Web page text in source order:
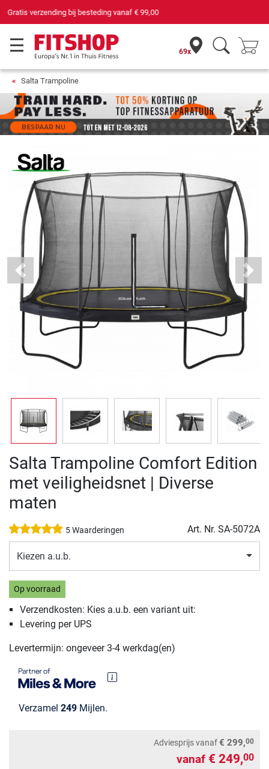
69 filialen met 75 eigen servicemonteurs
69x
Salta Trampoline
Previous Next
Salta Trampoline Comfort Edition
met veiligheidsnet | Diverse
maten
5 Waarderingen Art. Nr. SA-5072A
Kiezen a.u.b.
Op voorraad
Verzendkosten: Kies a.u.b. een variant uit:
Levering per UPS
Levertermijn: ongeveer 3-4 werkdag(en)
Verzamel 249 Mijlen.
Adviesprijsvanaf€ 299,00
vanaf € 249,00